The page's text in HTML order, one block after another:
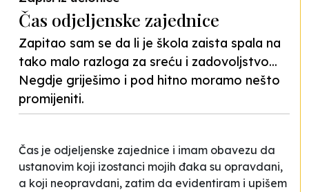
Čas odjeljenske zajednice
Zapitao sam se da li je škola zaista spala na
tako malo razloga za sreću i zadovoljstvo...
Negdje griješimo i pod hitno moramo nešto
promijeniti.
Čas je odjeljenske zajednice i imam obavezu da
ustanovim koji izostanci mojih đaka su opravdani,
a koji neopravdani, zatim da evidentiram i upišem